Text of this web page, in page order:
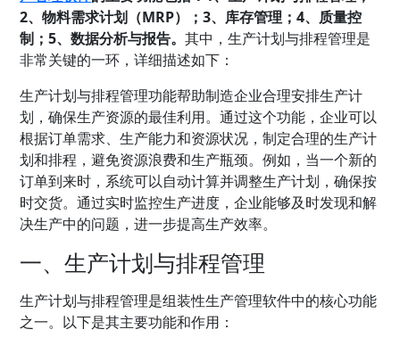
2、物料需求计划（MRP）；3、 库存管理 ；4、质量控
制；5、数据分析与报告。其中，生产计划与排程管理是
非常关键的一环，详细描述如下：
生产计划与排程管理功能帮助制造企业合理安排生产计
划，确保生产资源的最佳利用。通过这个功能，企业可以
根据订单需求、生产能力和资源状况，制定合理的生产计
划和排程，避免资源浪费和生产瓶颈。例如，当一个新的
订单到来时，系统可以自动计算并调整生产计划，确保按
时交货。通过实时监控生产进度，企业能够及时发现和解
决生产中的问题，进一步提高生产效率。
一、生产计划与排程管理
生产计划与排程管理是组装性生产管理软件中的核心功能
之一。以下是其主要功能和作用：